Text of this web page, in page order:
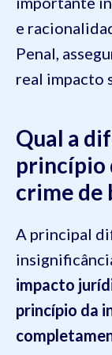
e
Penal,
real impacto
Qual a
princípio
crime de
A principal
impacto
princípio da